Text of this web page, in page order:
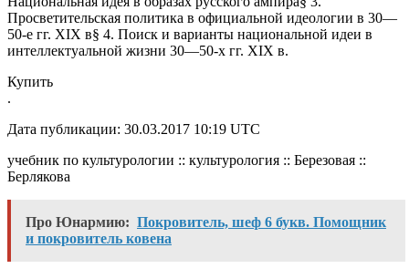
Просветительская политика в официальной идеологии в 30—
50-е гг. XIX в§ 4. Поиск и варианты национальной идеи в
интеллектуальной жизни 30—50-х гг. XIX в.
Купить
.
Дата публикации: 30.03.2017 10:19 UTC
учебник по культурологии :: культурология :: Березовая ::
Берлякова
Про Юнармию: Покровитель, шеф 6 букв. Помощник
и покровитель ковена